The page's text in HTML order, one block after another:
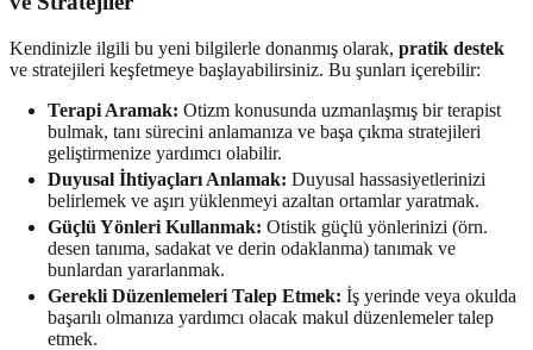
Kendinizle ilgili bu yeni bilgilerle donanmış olarak, pratik destek
ve stratejileri keşfetmeye başlayabilirsiniz. Bu şunları içerebilir:
Terapi Aramak: Otizm konusunda uzmanlaşmış bir terapist
bulmak, tanı sürecini anlamanıza ve başa çıkma stratejileri
geliştirmenize yardımcı olabilir.
Duyusal İhtiyaçları Anlamak: Duyusal hassasiyetlerinizi
belirlemek ve aşırı yüklenmeyi azaltan ortamlar yaratmak.
Güçlü Yönleri Kullanmak: Otistik güçlü yönlerinizi (örn.
desen tanıma, sadakat ve derin odaklanma) tanımak ve
bunlardan yararlanmak.
Gerekli Düzenlemeleri Talep Etmek: İş yerinde veya okulda
başarılı olmanıza yardımcı olacak makul düzenlemeler talep
etmek.